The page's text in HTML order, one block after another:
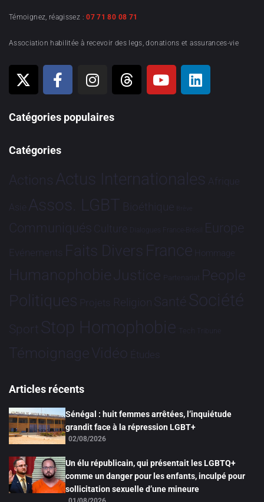
Témoignez, réagissez :07 71 80 08 71
Association habilitée à recevoir des legs, donations et assurances-vie
Catégories populaires
Catégories
Actions Actus Internationales Afrique
Asie Assos. LGBT Bioéthique Brève
Communiqués Culture Dialogues France-Brésil Europe
Evénements Faits Divers France Hommage
HumanophobieJustice Partenariat People
Politiques Projets Religion Santé Société
Sport Stop Homophobie Tech Tribune
TémoignageVidéo Études
Articles récents
Sénégal : huit femmes arrêtées, l’inquiétude
grandit face à la répression LGBT+
02/08/2026
Un élu républicain, qui présentait les LGBTQ+
comme un danger pour les enfants, inculpé pour
sollicitation sexuelle d’une mineure